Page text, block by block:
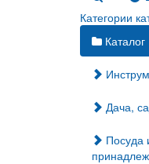
Категории
Каталог
Дача,
Посуда